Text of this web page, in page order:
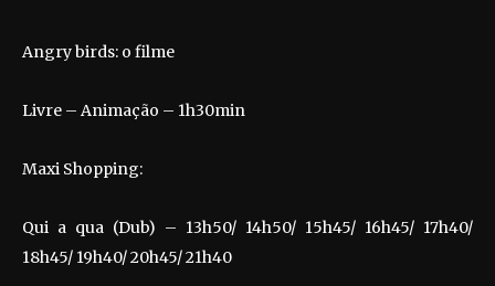
Angry birds: o filme
Livre – Animação – 1h30min
Maxi Shopping:
Qui a qua (Dub) – 13h50/ 14h50/ 15h45/ 16h45/ 17h40/
18h45/ 19h40/ 20h45/ 21h40